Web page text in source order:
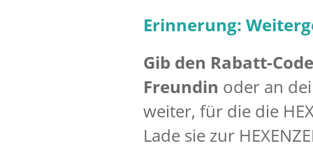
Erinnerung:
Gib den Rabatt-Code
Freundin oder an
weiter, für die die
Lade sie zur